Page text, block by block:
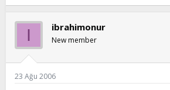
I ibrahimonur
New member
23 Ağu 2006